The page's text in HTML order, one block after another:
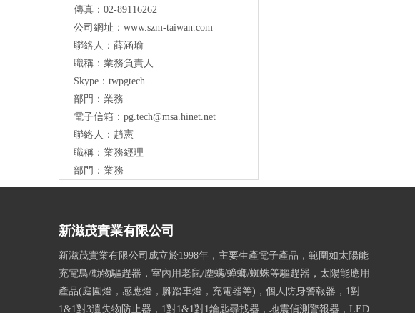
傳真：02-89116262
公司網址： www.szm-taiwan.com
聯絡人：薛涵瑜
職稱：業務負責人
Skype：twpgtech
部門：業務
電子信箱： pg.tech@msa.hinet.net
聯絡人：趙憲
職稱：業務經理
部門：業務
新滋茂實業有限公司
新滋茂實業有限公司成立於1998年，主要生產電子產品，範圍如太陽能
充電鳥/動物驅趕器，室內用老鼠/塵螨/蟑螂/蜘蛛等驅趕器，太陽能應用
產品(庭園燈，感應燈，腳踏車燈，充電器等)，個人防身警報器，1對
1&1對3遺失物防止器，1對1&1對1鑰匙尋找器，地震偵測警報器，LED